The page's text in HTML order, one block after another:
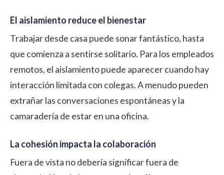
El aislamiento reduce el bienestar
Trabajar desde casa puede sonar fantástico, hasta
que comienza a sentirse solitario. Para los empleados
remotos, el aislamiento puede aparecer cuando hay
interacción limitada con colegas. A menudo pueden
extrañar las conversaciones espontáneas y la
camaradería de estar en una oficina.
La cohesión impacta la colaboración
Fuera de vista no debería significar fuera de